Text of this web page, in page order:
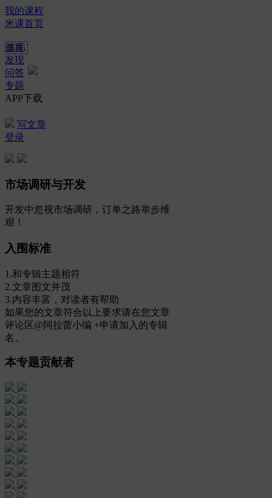
我的课程
米课首页
首页
发现
问答
专题
APP下载
写文章
登录
市场调研与开发
开发中忽视市场调研，订单之路举步维
艰！
入围标准
1.和专辑主题相符
2.文章图文并茂
3.内容丰富，对读者有帮助
如果您的文章符合以上要求请在您文章
评论区 @阿拉蕾小编 +申请加入的专辑
名。
本专题贡献者